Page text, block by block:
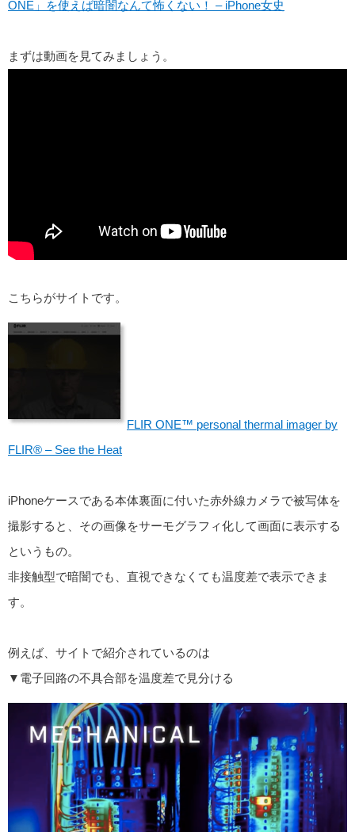
ONE」を使えば暗闇なんて怖くない！ – iPhone女史
まずは動画を見てみましょう。
こちらがサイトです。
FLIR ONE™ personal thermal imager by
FLIR® – See the Heat
iPhoneケースである本体裏面に付いた赤外線カメラで被写体を
撮影すると、その画像をサーモグラフィ化して画面に表示する
というもの。
非接触型で暗闇でも、直視できなくても温度差で表示できま
す。
例えば、サイトで紹介されているのは
▼電子回路の不具合部を温度差で見分ける